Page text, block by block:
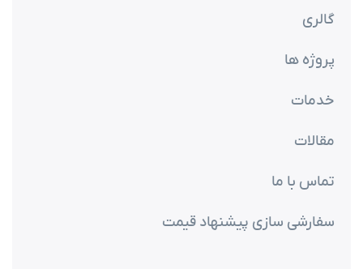
گالری
پروژه ها
خدمات
مقالات
تماس با ما
سفارشی سازی پیشنهاد قیمت